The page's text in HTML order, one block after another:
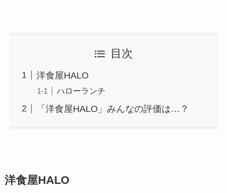
目次
洋食屋HALO
ハローランチ
「洋食屋HALO」みんなの評価は…？
洋食屋HALO